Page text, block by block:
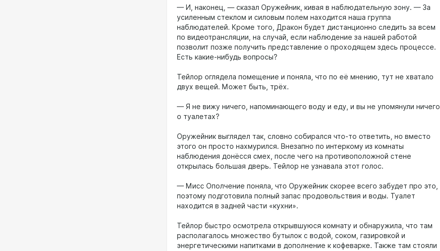
— И, наконец, — сказал Оружейник, кивая в наблюдательную зону. — За
усиленным стеклом и силовым полем находится наша группа
наблюдателей. Кроме того, Дракон будет дистанционно следить за всем
по видеотрансляции, на случай, если наблюдение за нашей работой
позволит позже получить представление о проходящем здесь процессе.
Есть какие-нибудь вопросы?
Тейлор оглядела помещение и поняла, что по её мнению, тут не хватало
двух вещей. Может быть, трёх.
— Я не вижу ничего, напоминающего воду и еду, и вы не упомянули ничего
о туалетах?
Оружейник выглядел так, словно собирался что-то ответить, но вместо
этого он просто нахмурился. Внезапно по интеркому из комнаты
наблюдения донёсся смех, после чего на противоположной стене
открылась большая дверь. Тейлор не узнавала этот голос.
— Мисс Ополчение поняла, что Оружейник скорее всего забудет про это,
поэтому подготовила полный запас продовольствия и воды. Туалет
находится в задней части «кухни».
Тейлор быстро осмотрела открывшуюся комнату и обнаружила, что там
располагалось множество бутылок с водой, соком, газировкой и
энергетическими напитками в дополнение к кофеварке. Также там стояли